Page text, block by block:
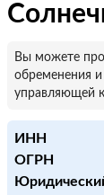
Вы можете
обременения
управляющей
ИНН
ОГРН